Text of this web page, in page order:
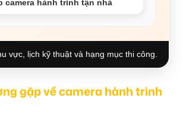
camera hành trình tận nhà
vực, lịch kỹ thuật và hạng mục thi công.
gặp về camera hành trình